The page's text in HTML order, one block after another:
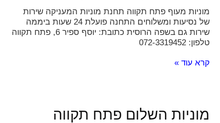
מוניות מעוף פתח תקווה תחנת מוניות המעניקה שירות
של נסיעות ומשלוחים התחנה פועלת 24 שעות ביממה
שירות גם בשפה הרוסית כתובת: יוסף ספיר 6, פתח תקווה
טלפון: 072-3319452
קרא עוד »
מוניות השלום פתח תקווה